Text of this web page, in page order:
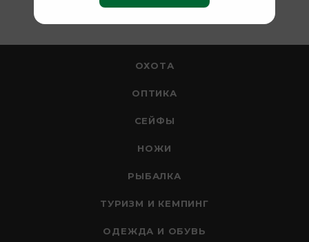
ОХОТА
ОПТИКА
СЕЙФЫ
НОЖИ
РЫБАЛКА
ТУРИЗМ И КЕМПИНГ
ОДЕЖДА И ОБУВЬ